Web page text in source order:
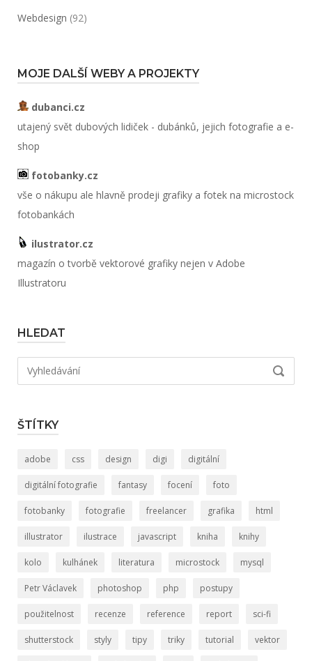
Webdesign (92)
MOJE DALŠÍ WEBY A PROJEKTY
dubanci.cz
utajený svět dubových lidiček - dubánků, jejich fotografie a e-
shop
fotobanky.cz
vše o nákupu ale hlavně prodeji grafiky a fotek na microstock
fotobankách
ilustrator.cz
magazín o tvorbě vektorové grafiky nejen v Adobe
Illustratoru
HLEDAT
Hledat:
ŠTÍTKY
adobe css design digi digitální
digitální fotografie fantasy focení foto
fotobanky fotografie freelancer grafika html
illustrator ilustrace javascript kniha knihy
kolo kulhánek literatura microstock mysql
Petr Václavek photoshop php postupy
použitelnost recenze reference report sci-fi
shutterstock styly tipy triky tutorial vektor